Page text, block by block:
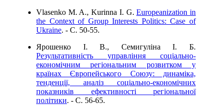
Vlasenko M. A., Kurinna I. G.Europeanization in
the Context of Group Interests Politics: Case of
Ukraine. - C. 50-55.
Ярошенко І. В., Семигуліна І. Б.
Результативність управління соціально-
економічним регіональним розвитком у
країнах Європейського Союзу: динаміка,
тенденції, аналіз соціально-економічних
показників ефективності регіональної
політики. - C. 56-65.